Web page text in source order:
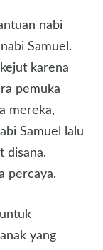
nabi
Samuel.
karena
pemuka
mereka,
Samuel lalu
disana.
percaya.
yang